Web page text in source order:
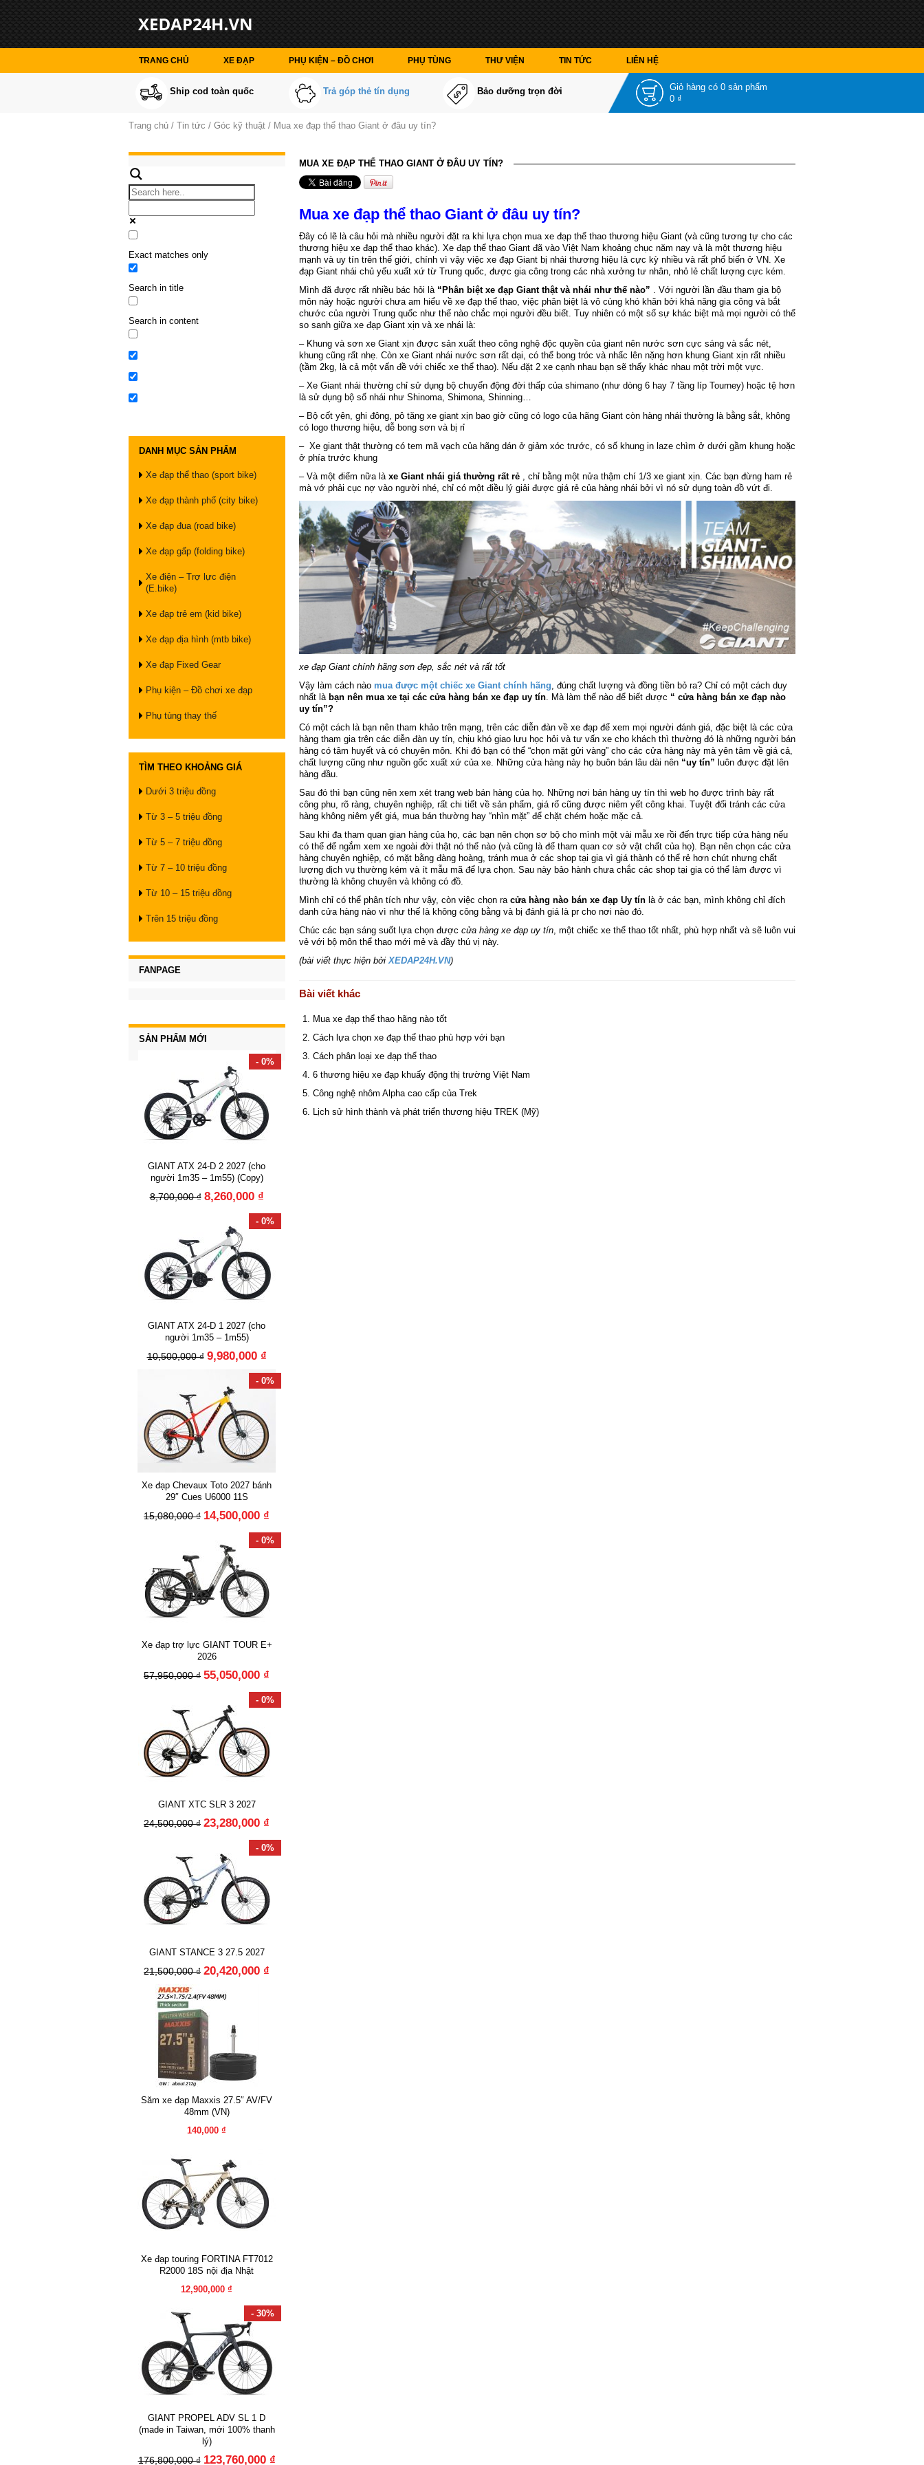
TRANG CHỦ XE ĐẠP PHỤ KIỆN – ĐỒ CHƠI PHỤ TÙNG THƯ VIỆN TIN TỨC LIÊN HỆ
Ship cod toàn quốc Trả góp thẻ tín dụng Bảo dưỡng trọn đời Giỏ hàng có 0 sản phẩm
0 ₫
Trang chủ Tin tức Góc kỹ thuật Mua xe đạp thể thao Giant ở đâu uy tín?
Exact matches only
Search in title
Search in content
DANH MỤC SẢN PHẨM
Xe đạp thể thao (sport bike)
Xe đạp thành phố (city bike)
Xe đạp đua (road bike)
Xe đạp gấp (folding bike)
Xe điện – Trợ lực điện
(E.bike)
Xe đạp trẻ em (kid bike)
Xe đạp địa hình (mtb bike)
Xe đạp Fixed Gear
Phụ kiện – Đồ chơi xe đạp
Phụ tùng thay thế
TÌM THEO KHOẢNG GIÁ
Dưới 3 triệu đồng
Từ 3 – 5 triệu đồng
Từ 5 – 7 triệu đồng
Từ 7 – 10 triệu đồng
Từ 10 – 15 triệu đồng
Trên 15 triệu đồng
FANPAGE
SẢN PHẨM MỚI
- 0%
GIANT ATX 24-D 2 2027 (cho
người 1m35 – 1m55) (Copy)
8,700,000 ₫ 8,260,000 ₫
- 0%
GIANT ATX 24-D 1 2027 (cho
người 1m35 – 1m55)
10,500,000 ₫ 9,980,000 ₫
- 0%
Xe đạp Chevaux Toto 2027 bánh
29″ Cues U6000 11S
15,080,000 ₫ 14,500,000 ₫
- 0%
Xe đạp trợ lực GIANT TOUR E+
2026
57,950,000 ₫ 55,050,000 ₫
- 0%
GIANT XTC SLR 3 2027
24,500,000 ₫ 23,280,000 ₫
- 0%
GIANT STANCE 3 27.5 2027
21,500,000 ₫ 20,420,000 ₫
Săm xe đạp Maxxis 27.5″ AV/FV
48mm (VN)
140,000 ₫
Xe đạp touring FORTINA FT7012
R2000 18S nội địa Nhật
12,900,000 ₫
- 30%
GIANT PROPEL ADV SL 1 D
(made in Taiwan, mới 100% thanh
lý)
176,800,000 ₫ 123,760,000 ₫
MUA XE ĐẠP THỂ THAO GIANT Ở ĐÂU UY TÍN?
Mua xe đạp thể thao Giant ở đâu uy tín?
Đây có lẽ là câu hỏi mà nhiều người đặt ra khi lựa chọn mua xe đạp thể thao thương hiệu Giant (và cũng tương tự cho các
thương hiệu xe đạp thể thao khác). Xe đạp thể thao Giant đã vào Việt Nam khoảng chục năm nay và là một thương hiệu
mạnh và uy tín trên thế giới, chính vì vậy việc xe đạp Giant bị nhái thương hiệu là cực kỳ nhiều và rất phổ biến ở VN. Xe
đạp Giant nhái chủ yếu xuất xứ từ Trung quốc, được gia công trong các nhà xưởng tư nhân, nhỏ lẻ chất lượng cực kém.
Mình đã được rất nhiều bác hỏi là “Phân biệt xe đạp Giant thật và nhái như thế nào” . Với người lần đầu tham gia bộ
môn này hoặc người chưa am hiểu về xe đạp thể thao, việc phân biệt là vô cùng khó khăn bởi khả năng gia công và bắt
chước của người Trung quốc như thế nào chắc mọi người đều biết. Tuy nhiên có một số sự khác biệt mà mọi người có thể
so sanh giữa xe đạp Giant xịn và xe nhái là:
– Khung và sơn xe Giant xịn được sản xuất theo công nghệ độc quyền của giant nên nước sơn cực sáng và sắc nét,
khung cũng rất nhẹ. Còn xe Giant nhái nước sơn rất dại, có thể bong tróc và nhấc lên nặng hơn khung Giant xịn rất nhiều
(tầm 2kg, là cả một vấn đề với chiếc xe thể thao). Nếu đặt 2 xe cạnh nhau bạn sẽ thấy khác nhau một trời một vực.
– Xe Giant nhái thường chỉ sử dụng bộ chuyển động đời thấp của shimano (như dòng 6 hay 7 tầng líp Tourney) hoặc tệ hơn
là sử dụng bộ số nhái như Shinoma, Shimona, Shinning…
– Bộ cốt yên, ghi đông, pô tăng xe giant xịn bao giờ cũng có logo của hãng Giant còn hàng nhái thường là bằng sắt, không
có logo thương hiệu, dễ bong sơn và bị rỉ
– Xe giant thật thường có tem mã vạch của hãng dán ở giảm xóc trước, có số khung in laze chìm ở dưới gầm khung hoặc
ở phía trước khung
– Và một điểm nữa là xe Giant nhái giá thường rất rẻ, chỉ bằng một nửa thậm chí 1/3 xe giant xịn. Các bạn đừng ham rẻ
mà vớ phải cục nợ vào người nhé, chỉ có một điều lý giải được giá rẻ của hàng nhái bởi vì nó sử dụng toàn đồ vứt đi.
xe đạp Giant chính hãng sơn đẹp, sắc nét và rất tốt
Vậy làm cách nào mua được một chiếc xe Giant chính hãng, đúng chất lượng và đồng tiền bỏ ra? Chỉ có một cách duy
nhất là bạn nên mua xe tại các cửa hàng bán xe đạp uy tín. Mà làm thế nào để biết được “ cửa hàng bán xe đạp nào
uy tín”?
Có một cách là bạn nên tham khảo trên mạng, trên các diễn đàn về xe đạp để xem mọi người đánh giá, đặc biệt là các cửa
hàng tham gia trên các diễn đàn uy tín, chịu khó giao lưu học hỏi và tư vấn xe cho khách thì thường đó là những người bán
hàng có tâm huyết và có chuyên môn. Khi đó bạn có thể “chọn mặt gửi vàng” cho các cửa hàng này mà yên tâm về giá cả,
chất lượng cũng như nguồn gốc xuất xứ của xe. Những cửa hàng này họ buôn bán lâu dài nên “uy tín” luôn được đặt lên
hàng đầu.
Sau đó thì bạn cũng nên xem xét trang web bán hàng của họ. Những nơi bán hàng uy tín thì web họ được trình bày rất
công phu, rõ ràng, chuyên nghiệp, rất chi tiết về sản phẩm, giá rổ cũng được niêm yết công khai. Tuyệt đối tránh các cửa
hàng không niêm yết giá, mua bán thường hay “nhìn mặt” để chặt chém hoặc mặc cả.
Sau khi đa tham quan gian hàng của họ, các bạn nên chọn sơ bộ cho mình một vài mẫu xe rồi đến trực tiếp cửa hàng nếu
có thể để ngắm xem xe ngoài đời thật nó thế nào (và cũng là để tham quan cơ sở vật chất của họ). Bạn nên chọn các cửa
hàng chuyên nghiệp, có mặt bằng đàng hoàng, tránh mua ở các shop tại gia vì giá thành có thể rẻ hơn chút nhưng chất
lượng dịch vụ thường kém và ít mẫu mã để lựa chọn. Sau này bảo hành chưa chắc các shop tại gia có thể làm được vì
thường là không chuyên và không có đồ.
Mình chỉ có thể phân tích như vậy, còn việc chọn ra cửa hàng nào bán xe đạp Uy tínlà ở các bạn, mình không chỉ đích
danh cửa hàng nào vì như thế là không công bằng và bị đánh giá là pr cho nơi nào đó.
Chúc các bạn sáng suốt lựa chọn được cửa hàng xe đạp uy tín, một chiếc xe thể thao tốt nhất, phù hợp nhất và sẽ luôn vui
vẻ với bộ môn thể thao mới mẻ và đầy thú vị này.
(bài viết thực hiện bởiXEDAP24H.VN)
Bài viết khác
Mua xe đạp thể thao hãng nào tốt
Cách lựa chọn xe đạp thể thao phù hợp với bạn
Cách phân loại xe đạp thể thao
6 thương hiệu xe đạp khuấy động thị trường Việt Nam
Công nghệ nhôm Alpha cao cấp của Trek
Lịch sử hình thành và phát triển thương hiệu TREK (Mỹ)